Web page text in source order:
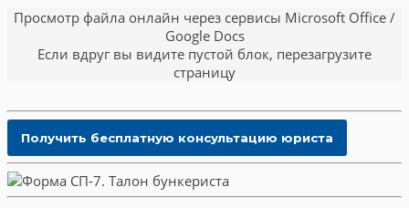
Просмотр файла онлайн через сервисы Microsoft Office /
Google Docs
Если вдруг вы видите пустой блок, перезагрузите
страницу